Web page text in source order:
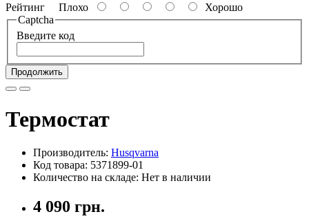
Рейтинг Плохо
Хорошо
Captcha
Введите код
Продолжить
Термостат
Производитель: Husqvarna
Код товара: 5371899-01
Количество на складе: Нет в наличии
4 090 грн.